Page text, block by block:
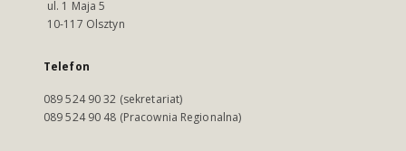
ul. 1 Maja 5
10-117 Olsztyn
Telefon
089 524 90 32 (sekretariat)
089 524 90 48 (Pracownia Regionalna)